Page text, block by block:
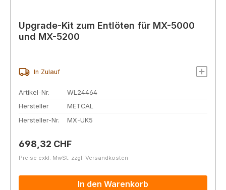
Upgrade-Kit zum Entlöten für MX-5000
und MX-5200
In Zulauf
Artikel-Nr.
WL24464
Hersteller
METCAL
Hersteller-Nr.
MX-UK5
Regulärer Preis:
698,32 CHF
Preise exkl. MwSt. zzgl. Versandkosten
In den Warenkorb